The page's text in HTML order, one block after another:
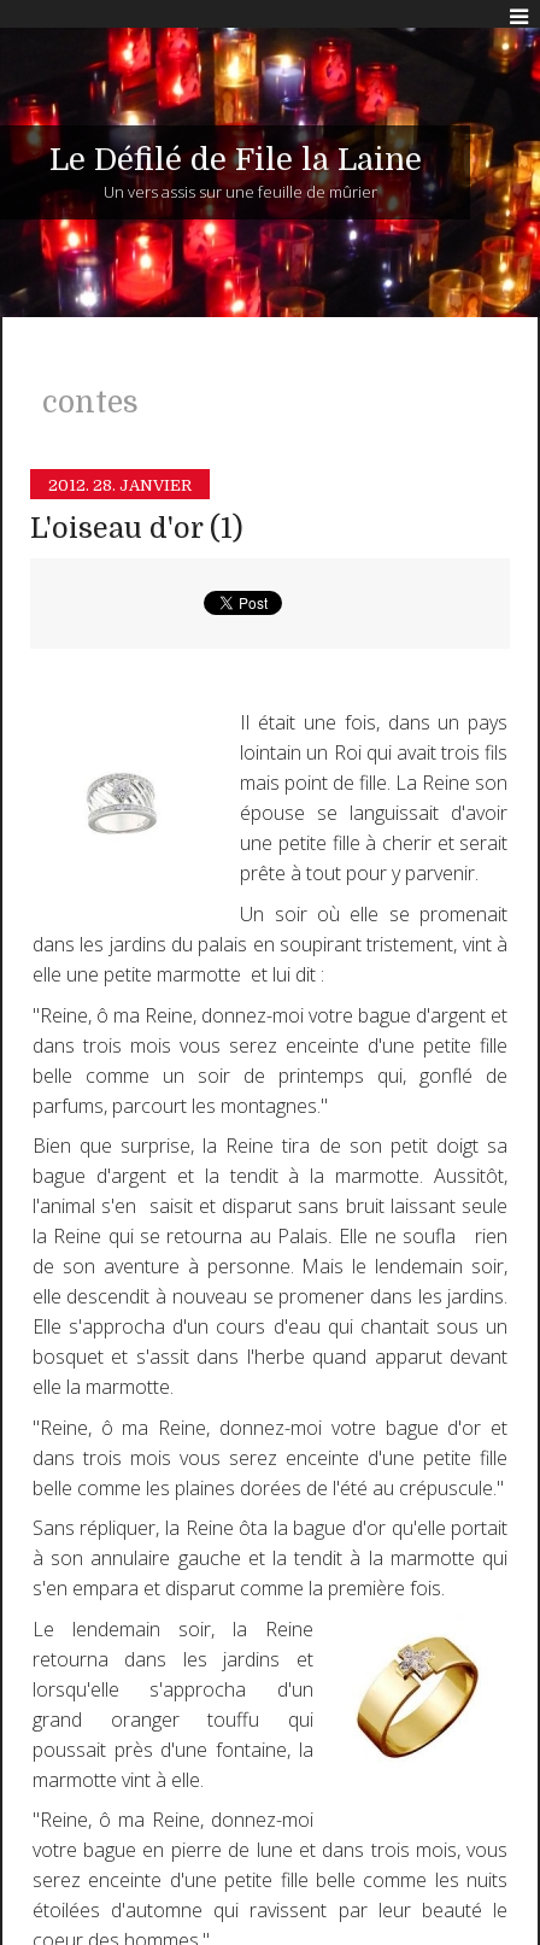
Le Défilé de File la Laine
Un vers assis sur une feuille de mûrier
contes
2012. 28. JANVIER
L'oiseau d'or (1)
Il était une fois, dans un pays
lointain un Roi qui avait trois fils
mais point de fille. La Reine son
épouse se languissait d'avoir
une petite fille à cherir et serait
prête à tout pour y parvenir.
Un soir où elle se promenait
dans les jardins du palais en soupirant tristement, vint à
elle une petite marmotte et lui dit :
"Reine, ô ma Reine, donnez-moi votre bague d'argent et
dans trois mois vous serez enceinte d'une petite fille
belle comme un soir de printemps qui, gonflé de
parfums, parcourt les montagnes."
Bien que surprise, la Reine tira de son petit doigt sa
bague d'argent et la tendit à la marmotte. Aussitôt,
l'animal s'en saisit et disparut sans bruit laissant seule
la Reine qui se retourna au Palais. Elle ne soufla rien
de son aventure à personne. Mais le lendemain soir,
elle descendit à nouveau se promener dans les jardins.
Elle s'approcha d'un cours d'eau qui chantait sous un
bosquet et s'assit dans l'herbe quand apparut devant
elle la marmotte.
"Reine, ô ma Reine, donnez-moi votre bague d'or et
dans trois mois vous serez enceinte d'une petite fille
belle comme les plaines dorées de l'été au crépuscule."
Sans répliquer, la Reine ôta la bague d'or qu'elle portait
à son annulaire gauche et la tendit à la marmotte qui
s'en empara et disparut comme la première fois.
Le lendemain soir, la Reine
retourna dans les jardins et
lorsqu'elle s'approcha d'un
grand oranger touffu qui
poussait près d'une fontaine, la
marmotte vint à elle.
"Reine, ô ma Reine, donnez-moi
votre bague en pierre de lune et dans trois mois, vous
serez enceinte d'une petite fille belle comme les nuits
étoilées d'automne qui ravissent par leur beauté le